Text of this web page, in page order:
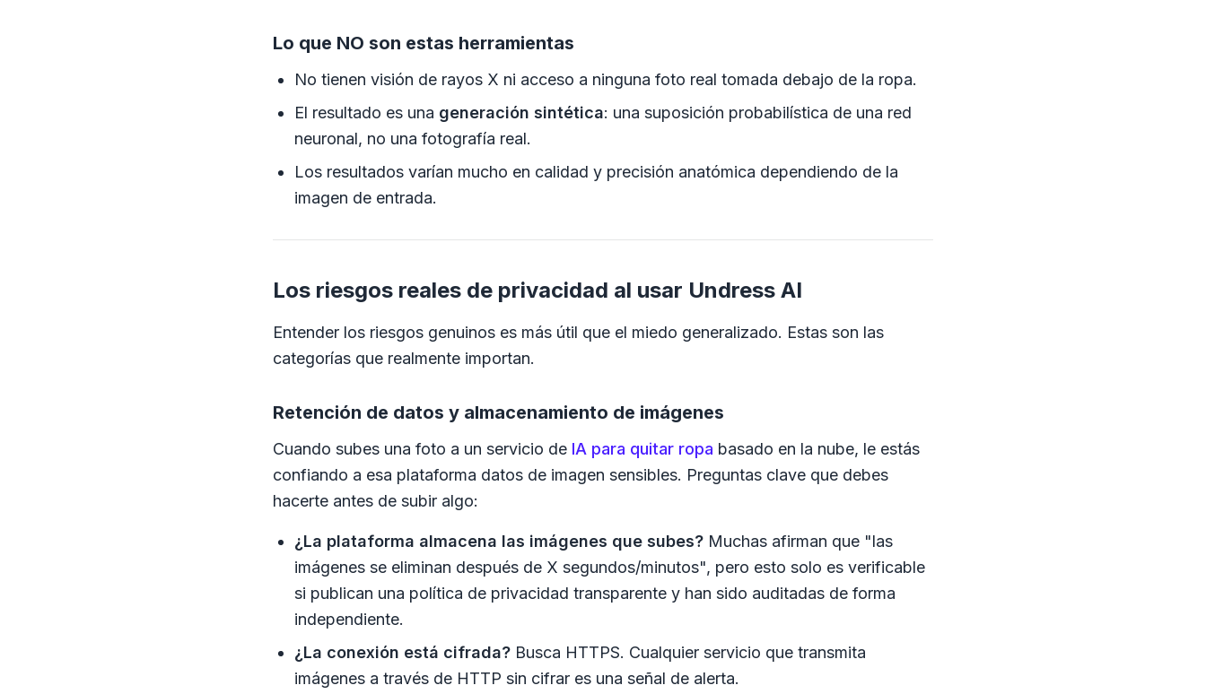
Lo que NO son estas herramientas
No tienen visión de rayos X ni acceso a ninguna foto real tomada debajo de la ropa.
El resultado es una generación sintética: una suposición probabilística de una red
neuronal, no una fotografía real.
Los resultados varían mucho en calidad y precisión anatómica dependiendo de la
imagen de entrada.
Los riesgos reales de privacidad al usar Undress AI
Entender los riesgos genuinos es más útil que el miedo generalizado. Estas son las
categorías que realmente importan.
Retención de datos y almacenamiento de imágenes
Cuando subes una foto a un servicio de IA para quitar ropa basado en la nube, le estás
confiando a esa plataforma datos de imagen sensibles. Preguntas clave que debes
hacerte antes de subir algo:
¿La plataforma almacena las imágenes que subes? Muchas afirman que "las
imágenes se eliminan después de X segundos/minutos", pero esto solo es verificable
si publican una política de privacidad transparente y han sido auditadas de forma
independiente.
¿La conexión está cifrada? Busca HTTPS. Cualquier servicio que transmita
imágenes a través de HTTP sin cifrar es una señal de alerta.